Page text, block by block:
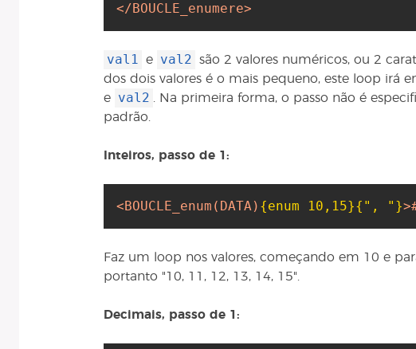
</BOUCLE_enumere>
val1 e val2
são 2 valores numéricos, ou 2
dos dois valores é o mais pequeno, este loop irá
e val2 . Na primeira forma, o passo não é
padrão.
Inteiros, passo de 1:
<BOUCLE_enum (DATA) {enum 10,15}{", "}>
Faz um loop nos valores, começando em 10 e
portanto "10, 11, 12, 13, 14, 15".
Decimais, passo de 1: